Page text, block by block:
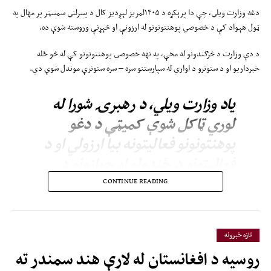
دغه وزارت ویلي، چې دا پرېکړه د ۱۴۰۵لمریز لېږدیز کال د پسرلني سمسټر پر مهال په
ټول هېواد کې د خصوصي پوهنتونونو له ارزونې او څېړنې وروسته شوې ده.
د دې وزارت د څرګندونو له مخې، په نهه خصوصي پوهنتونونو کې له څو ځله
خبرداریو او د ستونزو د اواري له سپارښتنو سره – سره ستونزې موندل شوې دي.
یاد وزارت ویلي، د رهبرۍ شورا له
لوري ټاکل شوې کمیټې د دغو
پوهنتونونو فعالیتونه بیا ارزولي او د
لغوه کولو سپارښتنه یې کړې، چې
وروسته د شورا له‌خوا تصویب شوې
ده.
هغه اووه پوهنتونونه، چې فعالیتونه یې د یوه کال لپاره ځنډول شوي؛ په جوزجان کې
CONTINUE READING
تازه خبرونه
روسیه د افغانستان له لارې هند سمندر ته